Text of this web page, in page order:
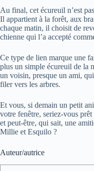
Au final, cet écureuil n’est
Il appartient à la forêt, aux
chaque matin, il choisit de
chienne qui l’a accepté
Ce type de lien marque une
plus un simple écureuil de la
un voisin, presque un ami,
filer vers les arbres.
Et vous, si demain un petit
votre fenêtre, seriez-vous
et peut-être, qui sait, une
Millie et Esquilo ?
Auteur/autrice